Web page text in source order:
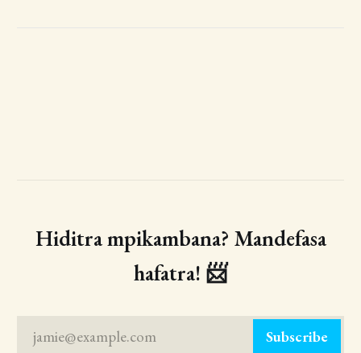
Hiditra mpikambana? Mandefasa
hafatra! 📨
jamie@example.com Subscribe